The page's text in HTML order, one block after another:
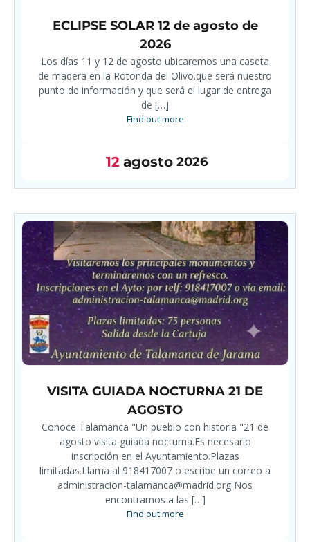
ECLIPSE SOLAR 12 de agosto de
2026
Los días 11 y 12 de agosto ubicaremos una caseta
de madera en la Rotonda del Olivo.que será nuestro
punto de información y que será el lugar de entrega
de […]
Find out more
12 agosto 2026
VISITA GUIADA NOCTURNA 21 DE
AGOSTO
Conoce Talamanca "Un pueblo con historia "21 de
agosto visita guiada nocturna.Es necesario
inscripción en el Ayuntamiento.Plazas
limitadas.Llama al 918417007 o escribe un correo a
administracion-talamanca@madrid.org Nos
encontramos a las […]
Find out more